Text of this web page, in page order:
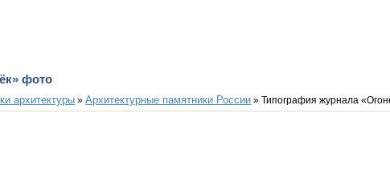
фото
архитектуры »Архитектурные памятники России » Типография журнала